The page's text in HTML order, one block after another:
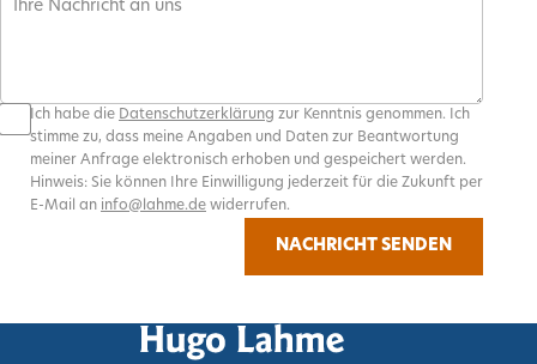
Ich habe die Datenschutzerklärung zur Kenntnis genommen. Ich
stimme zu, dass meine Angaben und Daten zur Beantwortung
meiner Anfrage elektronisch erhoben und gespeichert werden.
Hinweis: Sie können Ihre Einwilligung jederzeit für die Zukunft per
E-Mail an info@lahme.de widerrufen.
NACHRICHT SENDEN